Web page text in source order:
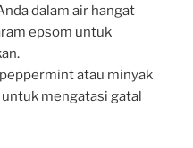
dalam air hangat
epsom untuk
atau minyak
mengatasi gatal